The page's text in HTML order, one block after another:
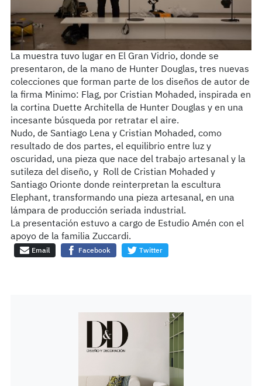
La muestra tuvo lugar en El Gran Vidrio, donde se
presentaron, de la mano de Hunter Douglas, tres nuevas
colecciones que forman parte de los diseños de autor de
la firma Minimo: Flag, por Cristian Mohaded, inspirada en
la cortina Duette Architella de Hunter Douglas y en una
incesante búsqueda por retratar el aire.
Nudo, de Santiago Lena y Cristian Mohaded, como
resultado de dos partes, el equilibrio entre luz y
oscuridad, una pieza que nace del trabajo artesanal y la
sutileza del diseño, y Roll de Cristian Mohaded y
Santiago Orionte donde reinterpretan la escultura
Elephant, transformando una pieza artesanal, en una
lámpara de producción seriada industrial.
La presentación estuvo a cargo de Estudio Amén con el
apoyo de la familia Zuccardi.
Email Facebook Twitter